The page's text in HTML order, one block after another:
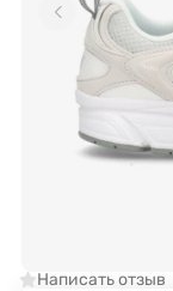
Написать отзыв